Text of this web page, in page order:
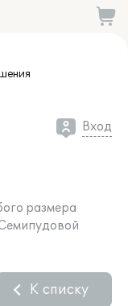
Вход
размера
К списку